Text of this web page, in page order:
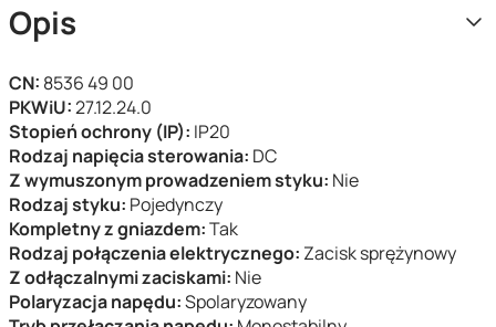
Opis
CN: 8536 49 00
PKWiU:27.12.24.0
Stopień ochrony (IP): IP20
Rodzaj napięcia sterowania: DC
Z wymuszonym prowadzeniem styku: Nie
Rodzaj styku: Pojedynczy
Kompletny z gniazdem:Tak
Rodzaj połączenia elektrycznego: Zacisk sprężynowy
Z odłączalnymi zaciskami: Nie
Polaryzacja napędu:Spolaryzowany